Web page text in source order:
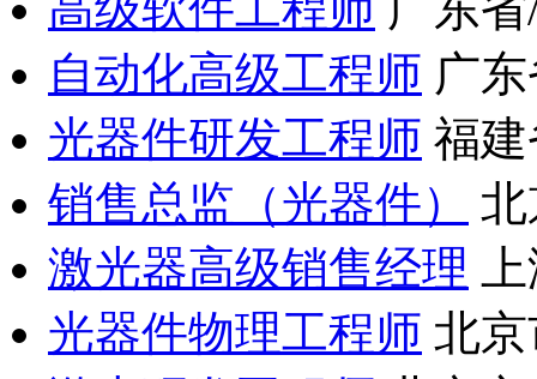
自动化高级工程师 广
光器件研发工程师 福
销售总监（光器件）
激光器高级销售经理
光器件物理工程师 北